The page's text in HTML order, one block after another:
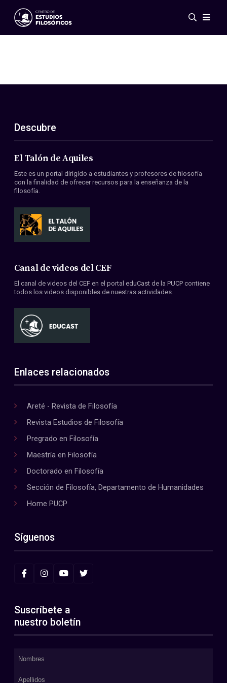
Eventos
ES
EN
Acerca de nosotros
Miembros
Convenios
Descubre
El Talón de Aquiles
Este es un portal dirigido a estudiantes y profesores de filosofía
con la finalidad de ofrecer recursos para la enseñanza de la
filosofía.
Canal de videos del CEF
El canal de videos del CEF en el portal eduCast de la PUCP contiene
todos los videos disponibles de nuestras actividades.
Enlaces relacionados
Areté - Revista de Filosofía
Revista Estudios de Filosofía
Pregrado en Filosofía
Maestría en Filosofía
Doctorado en Filosofía
Sección de Filosofía, Departamento de Humanidades
Home PUCP
Síguenos
Suscríbete a
nuestro boletín